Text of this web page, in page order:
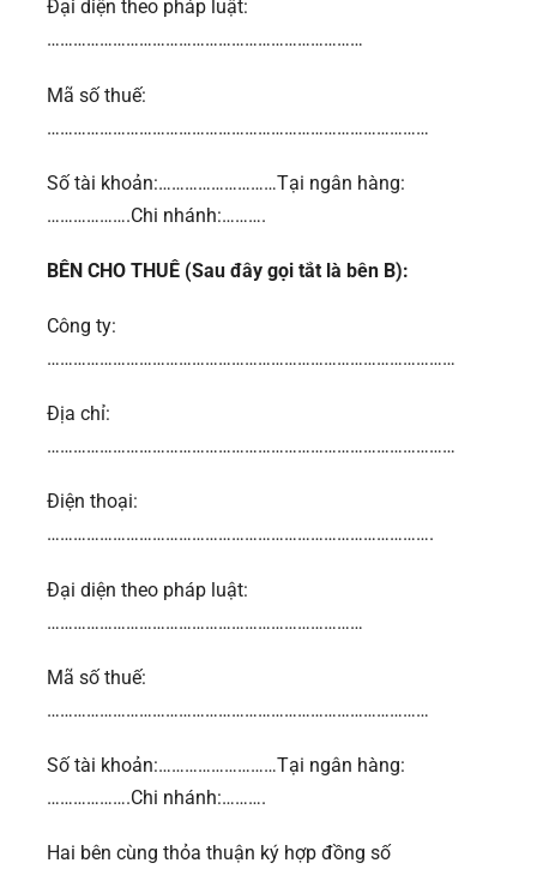
Đại diện theo pháp luật:
………………………………………………………………
Mã số thuế:
……………………………………………………………………………
Số tài khoản:………………………Tại ngân hàng:
……………….Chi nhánh:……….
BÊN CHO THUÊ (Sau đây gọi tắt là bên B):
Công ty:
…………………………………………………………………………………
Địa chỉ:
…………………………………………………………………………………
Điện thoại:
…………………………………………………………………………….
Đại diện theo pháp luật:
………………………………………………………………
Mã số thuế:
……………………………………………………………………………
Số tài khoản:………………………Tại ngân hàng:
……………….Chi nhánh:……….
Hai bên cùng thỏa thuận ký hợp đồng số